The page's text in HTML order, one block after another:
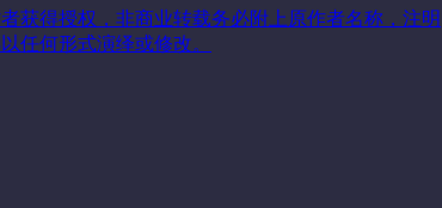
获得授权，非商业转载务必附上原作者名称，注明
任何形式演绎或修改。